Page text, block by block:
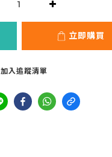
立即購買
加入追蹤清單